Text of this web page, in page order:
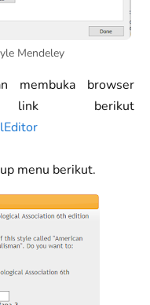
Mendeley
membuka browser
link berikut
menu berikut.